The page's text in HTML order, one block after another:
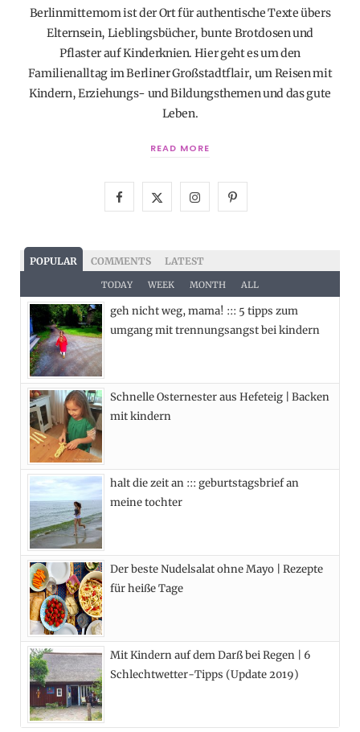
Berlinmittemom ist der Ort für authentische Texte übers
Elternsein, Lieblingsbücher, bunte Brotdosen und
Pflaster auf Kinderknien. Hier geht es um den
Familienalltag im Berliner Großstadtflair, um Reisen mit
Kindern, Erziehungs- und Bildungsthemen und das gute
Leben.
READ MORE
c
e
b
k
T
w
i
e
I
s
t
a
a
P
e
s
POPULAR COMMENTS LATEST
TODAY WEEK MONTH ALL
geh nicht weg, mama! ::: 5 tipps zum
umgang mit trennungsangst bei kindern
Schnelle Osternester aus Hefeteig | Backen
mit kindern
halt die zeit an ::: geburtstagsbrief an
meine tochter
Der beste Nudelsalat ohne Mayo | Rezepte
für heiße Tage
Mit Kindern auf dem Darß bei Regen | 6
Schlechtwetter-Tipps (Update 2019)